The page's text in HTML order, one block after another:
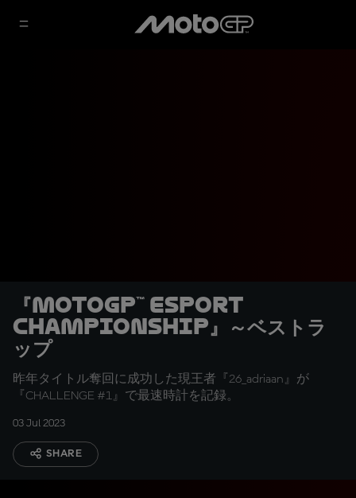
『MotoGP™ eSport
Championship』～ベストラ
ップ
昨年タイトル奪回に成功した現王者『26_adriaan』が
『CHALLENGE #1』で最速時計を記録。
03 Jul 2023
SHARE